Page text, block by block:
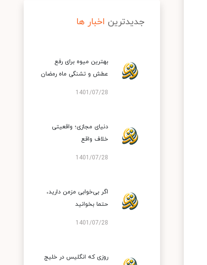
جدیدترین اخبار ها
بهترین میوه برای رفع
عطش و تشنگی ماه رمضان
1401/07/28
دنیای مجازی؛ واقعیتی
خلاف واقع
1401/07/28
اگر بی‌خوابی مزمن دارید،
حتما بخوانید
1401/07/28
روزی که انگلیس در خلیج